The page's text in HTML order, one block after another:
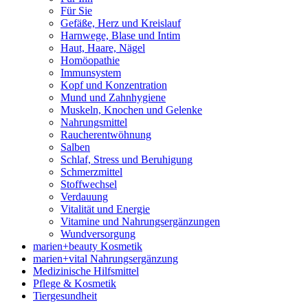
Für Sie
Gefäße, Herz und Kreislauf
Harnwege, Blase und Intim
Haut, Haare, Nägel
Homöopathie
Immunsystem
Kopf und Konzentration
Mund und Zahnhygiene
Muskeln, Knochen und Gelenke
Nahrungsmittel
Raucherentwöhnung
Salben
Schlaf, Stress und Beruhigung
Schmerzmittel
Stoffwechsel
Verdauung
Vitalität und Energie
Vitamine und Nahrungsergänzungen
Wundversorgung
marien+beauty Kosmetik
marien+vital Nahrungsergänzung
Medizinische Hilfsmittel
Pflege & Kosmetik
Tiergesundheit